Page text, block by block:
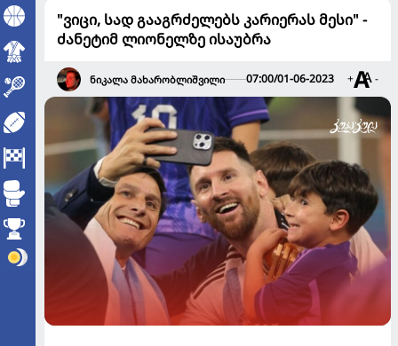
"ვიცი, სად გააგრძელებს კარიერას მესი" -
ძანეტიმ ლიონელზე ისაუბრა
ნიკალა მახარობლიშვილი 07:00/01-06-2023 + -